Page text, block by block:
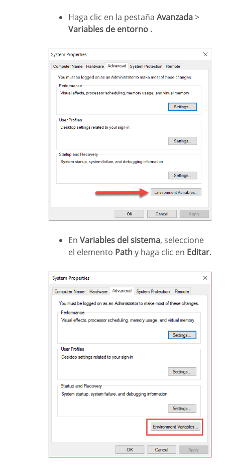
Haga clic en la pestaña Avanzada>
Variables de entorno .
En Variables del sistema, seleccione
el elemento Pathy haga clic en Editar.